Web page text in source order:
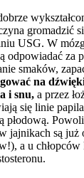
gromadzić
USG. W
odpowiadać za
smaków,
na
i snu, a przez
się linie
płodową.
jajnikach są już
a u chłopców